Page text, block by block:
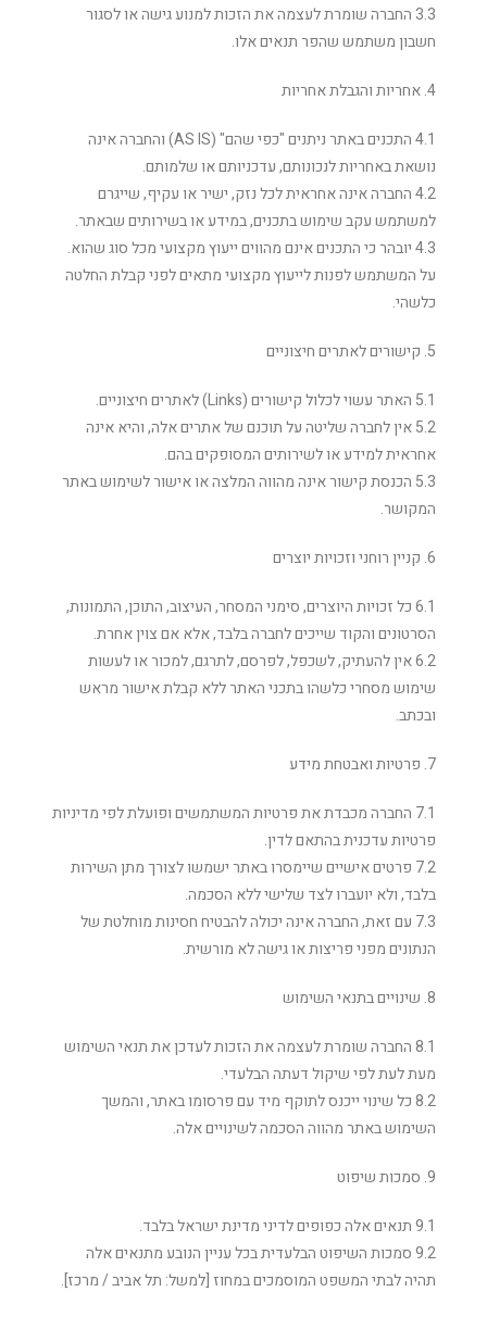
3.3 החברה שומרת לעצמה את הזכות למנוע גישה או לסגור
חשבון משתמש שהפר תנאים אלו.
4. אחריות והגבלת אחריות
4.1 התכנים באתר ניתנים "כפי שהם" (AS IS) והחברה אינה
נושאת באחריות לנכונותם, עדכניותם או שלמותם.
4.2 החברה אינה אחראית לכל נזק, ישיר או עקיף, שייגרם
למשתמש עקב שימוש בתכנים, במידע או בשירותים שבאתר.
4.3 יובהר כי התכנים אינם מהווים ייעוץ מקצועי מכל סוג שהוא.
על המשתמש לפנות לייעוץ מקצועי מתאים לפני קבלת החלטה
כלשהי.
5. קישורים לאתרים חיצוניים
5.1 האתר עשוי לכלול קישורים (Links) לאתרים חיצוניים.
5.2 אין לחברה שליטה על תוכנם של אתרים אלה, והיא אינה
אחראית למידע או לשירותים המסופקים בהם.
5.3 הכנסת קישור אינה מהווה המלצה או אישור לשימוש באתר
המקושר.
6. קניין רוחני וזכויות יוצרים
6.1 כל זכויות היוצרים, סימני המסחר, העיצוב, התוכן, התמונות,
הסרטונים והקוד שייכים לחברה בלבד, אלא אם צוין אחרת.
6.2 אין להעתיק, לשכפל, לפרסם, לתרגם, למכור או לעשות
שימוש מסחרי כלשהו בתכני האתר ללא קבלת אישור מראש
ובכתב.
7. פרטיות ואבטחת מידע
7.1 החברה מכבדת את פרטיות המשתמשים ופועלת לפי מדיניות
פרטיות עדכנית בהתאם לדין.
7.2 פרטים אישיים שיימסרו באתר ישמשו לצורך מתן השירות
בלבד, ולא יועברו לצד שלישי ללא הסכמה.
7.3 עם זאת, החברה אינה יכולה להבטיח חסינות מוחלטת של
הנתונים מפני פריצות או גישה לא מורשית.
8. שינויים בתנאי השימוש
8.1 החברה שומרת לעצמה את הזכות לעדכן את תנאי השימוש
מעת לעת לפי שיקול דעתה הבלעדי.
8.2 כל שינוי ייכנס לתוקף מיד עם פרסומו באתר, והמשך
השימוש באתר מהווה הסכמה לשינויים אלה.
9. סמכות שיפוט
9.1 תנאים אלה כפופים לדיני מדינת ישראל בלבד.
9.2 סמכות השיפוט הבלעדית בכל עניין הנובע מתנאים אלה
תהיה לבתי המשפט המוסמכים במחוז [למשל: תל אביב / מרכז].